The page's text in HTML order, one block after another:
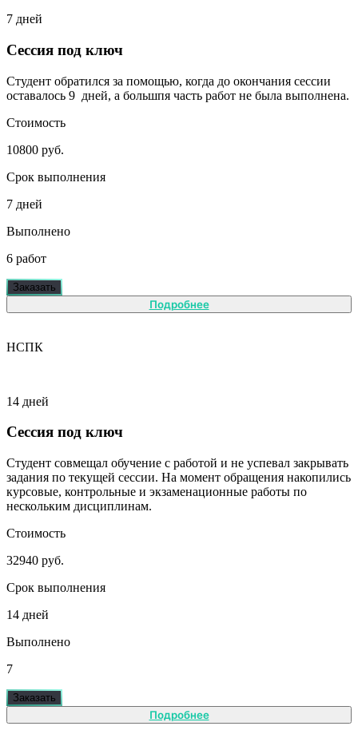
7 дней
Сессия под ключ
Студент обратился за помощью, когда до окончания сессии
оставалось 9 дней, а большпя часть работ не была выполнена.
Стоимость
10800 руб.
Срок выполнения
7 дней
Выполнено
6 работ
Заказать
Подробнее
НСПК
14 дней
Сессия под ключ
Студент совмещал обучение с работой и не успевал закрывать
задания по текущей сессии. На момент обращения накопились
курсовые, контрольные и экзаменационные работы по
нескольким дисциплинам.
Стоимость
32940 руб.
Срок выполнения
14 дней
Выполнено
7
Заказать
Подробнее